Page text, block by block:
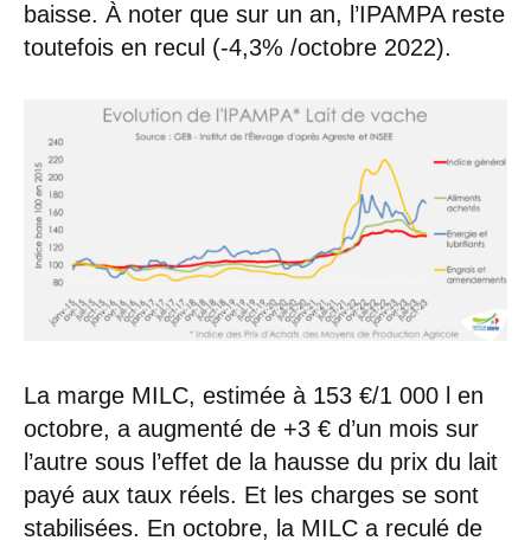
baisse. À noter que sur un an, l’IPAMPA reste
toutefois en recul (-4,3% /octobre 2022).
La marge MILC, estimée à 153 €/1 000 l en
octobre, a augmenté de +3 € d’un mois sur
l’autre sous l’effet de la hausse du prix du lait
payé aux taux réels. Et les charges se sont
stabilisées. En octobre, la MILC a reculé de